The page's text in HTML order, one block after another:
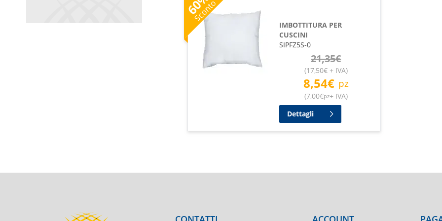
60
Sconto
IMBOTTITURA PER
CUSCINI
SIPFZ5S-0
21,35€
(17,50€+ IVA)
8,54€ pz
(7,00€pz+ IVA)
Dettagli